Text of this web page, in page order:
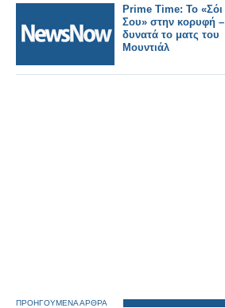
Prime Time: Το «Σόι
Σου» στην κορυφή –
δυνατά τo ματς του
Μουντιάλ
ΠΡΟΗΓΟΥΜΕΝΑ ΑΡΘΡΑ